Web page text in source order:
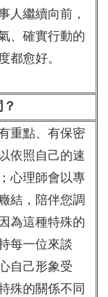
人繼續向前，
、確實行動的
都愈好。
重點、有保密
依照自己的速
心理師會以專
結，陪伴您調
為這種特殊的
每一位來談
自己形象受
殊的關係不同